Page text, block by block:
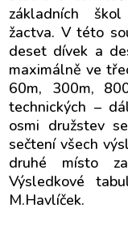
základních
žactva. V této
deset dívek a
maximálně ve
60m, 300m,
technických –
osmi družstev
sečtení všech
druhé místo
Výsledkové
M.Havlíček.